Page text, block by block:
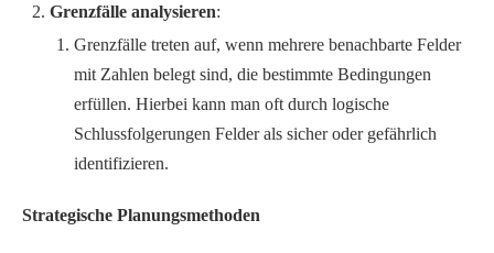
Grenzfälle analysieren:
Grenzfälle treten auf, wenn mehrere benachbarte Felder
mit Zahlen belegt sind, die bestimmte Bedingungen
erfüllen. Hierbei kann man oft durch logische
Schlussfolgerungen Felder als sicher oder gefährlich
identifizieren.
Strategische Planungsmethoden